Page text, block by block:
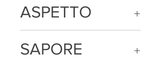
antiossidanti
ASPETTO
masticazione
SAPORE